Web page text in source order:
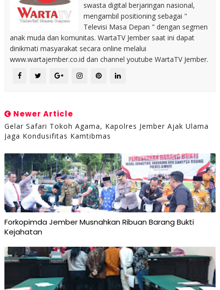
swasta digital berjaringan nasional,
mengambil positioning sebagai "
Televisi Masa Depan " dengan segmen
anak muda dan komunitas. WartaTV Jember saat ini dapat
dinikmati masyarakat secara online melalui
www.wartajember.co.id dan channel youtube WartaTV Jember.
Newer Article
Gelar Safari Tokoh Agama, Kapolres Jember Ajak Ulama
Jaga Kondusifitas Kamtibmas
Forkopimda Jember Musnahkan Ribuan Barang Bukti
Kejahatan